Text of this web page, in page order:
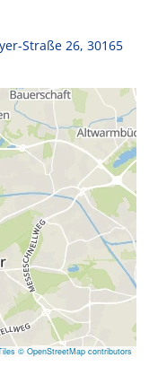
Straße 26, 30165
© OpenStreetMap contributors